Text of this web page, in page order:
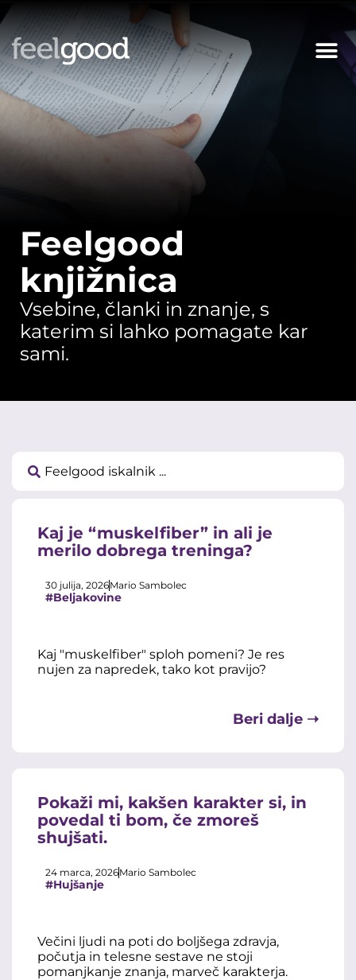
Feelgood
knjižnica
Vsebine, članki in znanje, s
katerim si lahko pomagate kar
sami.
Kaj je “muskelfiber” in ali je
merilo dobrega treninga?
30 julija, 2026Mario Sambolec
#Beljakovine
Kaj "muskelfiber" sploh pomeni? Je res
nujen za napredek, tako kot pravijo?
Beri dalje ➝
Pokaži mi, kakšen karakter si, in
povedal ti bom, če zmoreš
shujšati.
24 marca, 2026Mario Sambolec
#Hujšanje
Večini ljudi na poti do boljšega zdravja,
počutja in telesne sestave ne stoji
pomanjkanje znanja, marveč karakterja.